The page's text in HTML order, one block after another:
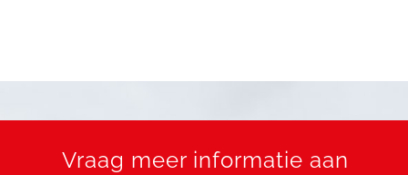
Vraag meer informatie aan